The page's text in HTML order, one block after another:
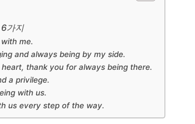
가지
me.
and always being by my side.
thank you for always being there.
a privilege.
with us.
us every step of the way.